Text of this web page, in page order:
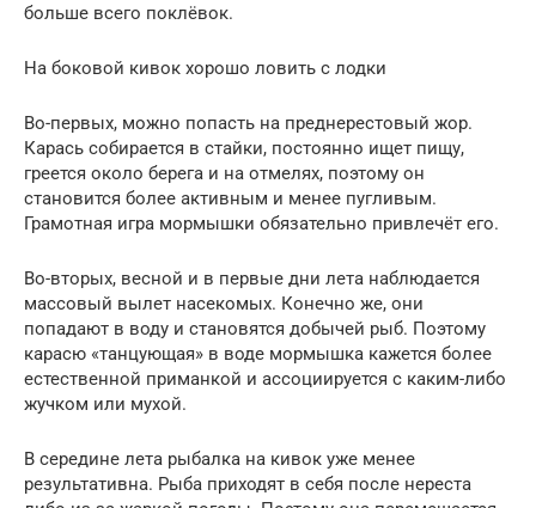
больше всего поклёвок.
На боковой кивок хорошо ловить с лодки
Во-первых, можно попасть на преднерестовый жор.
Карась собирается в стайки, постоянно ищет пищу,
греется около берега и на отмелях, поэтому он
становится более активным и менее пугливым.
Грамотная игра мормышки обязательно привлечёт его.
Во-вторых, весной и в первые дни лета наблюдается
массовый вылет насекомых. Конечно же, они
попадают в воду и становятся добычей рыб. Поэтому
карасю «танцующая» в воде мормышка кажется более
естественной приманкой и ассоциируется с каким-либо
жучком или мухой.
В середине лета рыбалка на кивок уже менее
результативна. Рыба приходят в себя после нереста